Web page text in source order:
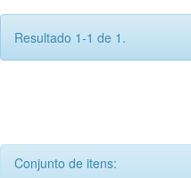
Resultado 1-1 de 1.
Conjunto de itens: